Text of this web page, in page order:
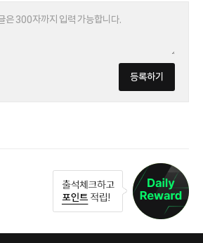
등록하기